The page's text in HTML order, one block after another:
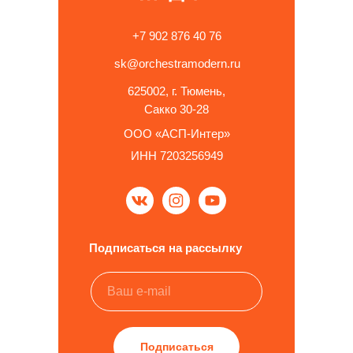
ООО «АСП-Интер»
ИНН 7203256949
sk@orchestramodern.ru
+7 902 876 40 76
625002, г. Тюмень,
Сакко 30-28
Подписаться
Подписаться на рассылку